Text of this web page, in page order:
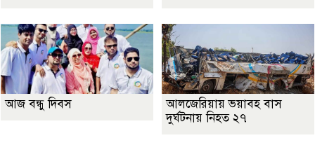
আজ বন্ধু দিবস
আলজেরিয়ায় ভয়াবহ বাস
দুর্ঘটনায় নিহত ২৭